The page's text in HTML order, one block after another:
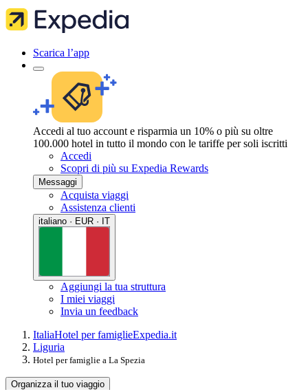
Scarica l’app
Accedi al tuo account e risparmia un 10% o più su oltre
100.000 hotel in tutto il mondo con le tariffe per soli iscritti
Accedi
Scopri di più su Expedia Rewards
Messaggi
Acquista viaggi
Assistenza clienti
italiano · EUR · IT
Aggiungi la tua struttura
I miei viaggi
Invia un feedback
ItaliaHotel per famiglieExpedia.it
Liguria
Hotel per famiglie a La Spezia
Organizza il tuo viaggio